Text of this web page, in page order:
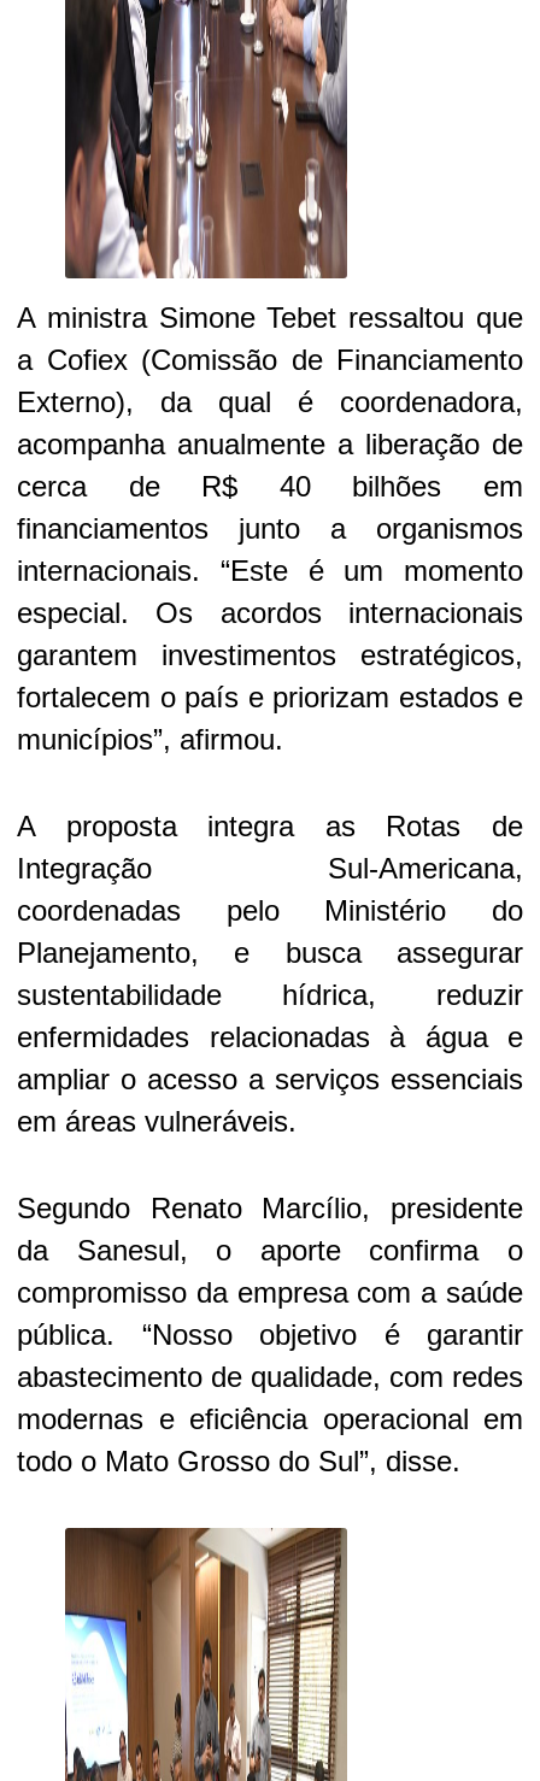
A ministra Simone Tebet ressaltou que
a Cofiex(Comissão de Financiamento
Externo), da qual é coordenadora,
acompanha anualmente a liberação de
cerca de R$ 40 bilhões em
financiamentos junto a organismos
internacionais. “Este é um momento
especial. Os acordos internacionais
garantem investimentos estratégicos,
fortalecem o país e priorizam estados e
municípios”, afirmou.
A proposta integra as Rotas de
Integração Sul-Americana,
coordenadas pelo Ministério do
Planejamento, e busca assegurar
sustentabilidade hídrica, reduzir
enfermidades relacionadas à água e
ampliar o acesso a serviços essenciais
em áreas vulneráveis.
Segundo Renato Marcílio, presidente
da Sanesul, o aporte confirma o
compromisso da empresa com a saúde
pública. “Nosso objetivo é garantir
abastecimento de qualidade, com redes
modernas e eficiência operacional em
todo o Mato Grosso do Sul”, disse.